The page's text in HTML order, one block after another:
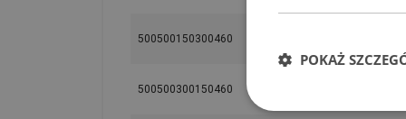
500500150300460
500500300150460
POKAŻ